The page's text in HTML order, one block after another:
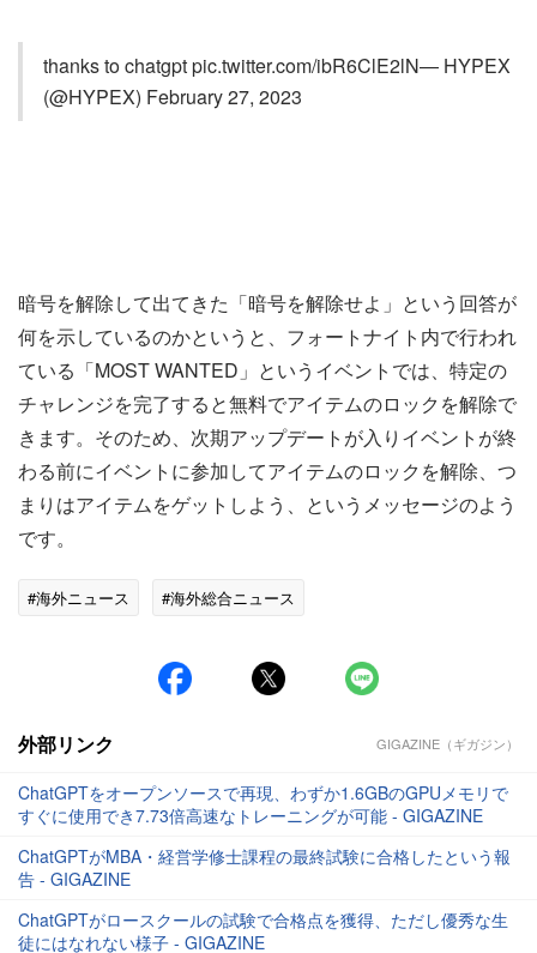
thanks to chatgpt pic.twitter.com/ibR6ClE2lN— HYPEX
(@HYPEX) February 27, 2023
暗号を解除して出てきた「暗号を解除せよ」という回答が
何を示しているのかというと、フォートナイト内で行われ
ている「MOST WANTED」というイベントでは、特定の
チャレンジを完了すると無料でアイテムのロックを解除で
きます。そのため、次期アップデートが入りイベントが終
わる前にイベントに参加してアイテムのロックを解除、つ
まりはアイテムをゲットしよう、というメッセージのよう
です。
#海外ニュース #海外総合ニュース
外部リンク GIGAZINE（ギガジン）
ChatGPTをオープンソースで再現、わずか1.6GBのGPUメモリで
すぐに使用でき7.73倍高速なトレーニングが可能 - GIGAZINE
ChatGPTがMBA・経営学修士課程の最終試験に合格したという報
告 - GIGAZINE
ChatGPTがロースクールの試験で合格点を獲得、ただし優秀な生
徒にはなれない様子 - GIGAZINE